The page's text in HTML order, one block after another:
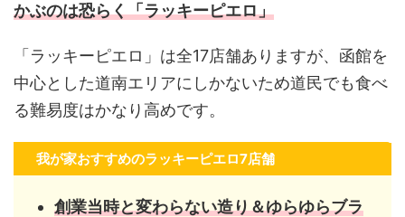
かぶのは恐らく「ラッキーピエロ」
「ラッキーピエロ」は全17店舗ありますが、函館を
中心とした道南エリアにしかないため道民でも食べ
る難易度はかなり高めです。
我が家おすすめのラッキーピエロ7店舗
創業当時と変わらない造り＆ゆらゆらブラ